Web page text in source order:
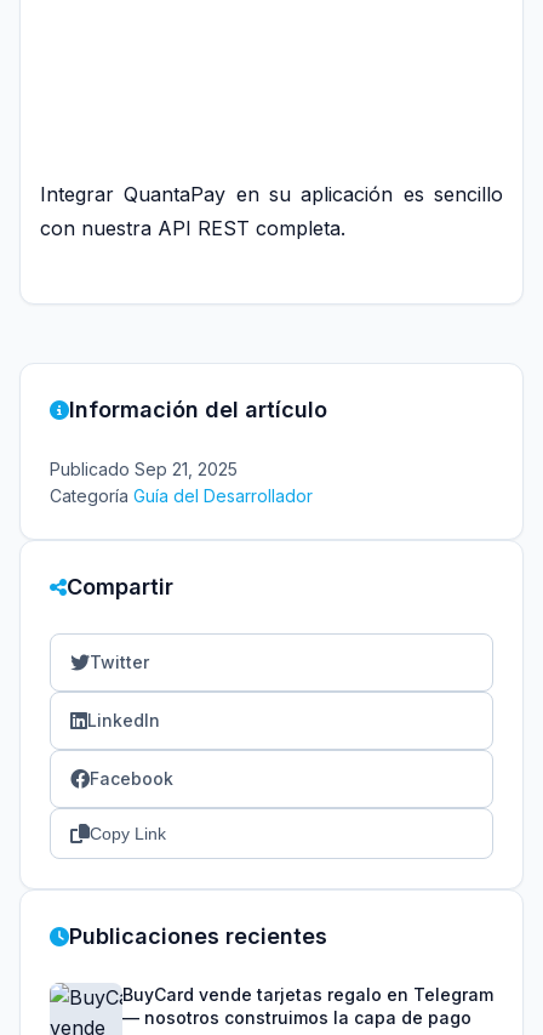
Integrar QuantaPay en su aplicación es sencillo
con nuestra API REST completa.
Información del artículo
Publicado Sep 21, 2025
Categoría Guía del Desarrollador
Compartir
Twitter
LinkedIn
Facebook
Copy Link
Publicaciones recientes
BuyCard vende tarjetas regalo en Telegram
— nosotros construimos la capa de pago